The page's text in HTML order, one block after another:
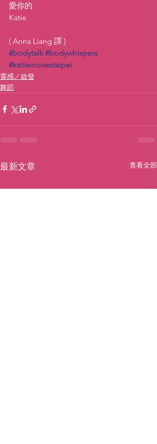
愛你的
Katie
( Anna Liang 譯 )
#bodytalk #bodywhispers
#katiemovestaipei
靈感／啟發
舞蹈
最新文章 查看全部